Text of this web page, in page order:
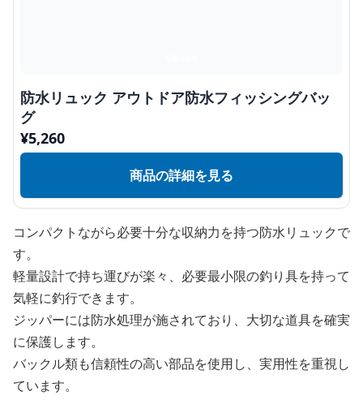
防水リュック アウトドア防水フィッシングバッ
グ
¥5,260
商品の詳細を見る
コンパクトながら必要十分な収納力を持つ防水リュックで
す。
軽量設計で持ち運びが楽々、必要最小限の釣り具を持って
気軽に釣行できます。
ジッパーには防水処理が施されており、大切な道具を確実
に保護します。
バックル類も信頼性の高い部品を使用し、実用性を重視し
ています。